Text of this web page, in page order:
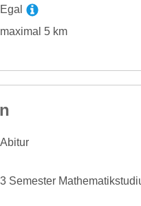
Egal
maximal 5 km
Abitur
3 Semester